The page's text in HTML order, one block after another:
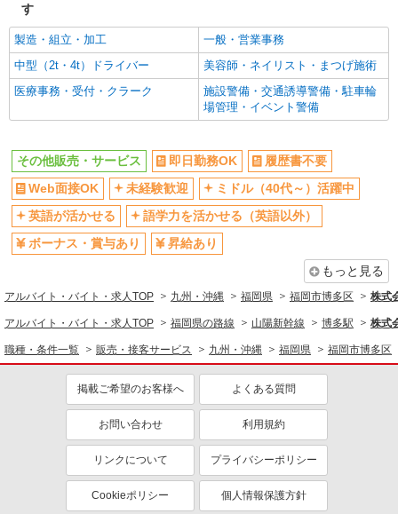
す
製造・組立・加工
一般・営業事務
中型（2t・4t）ドライバー
美容師・ネイリスト・まつげ施術
医療事務・受付・クラーク
施設警備・交通誘導警備・駐車輪
場管理・イベント警備
その他販売・サービス 即日勤務OK
履歴書不要
Web面接OK
未経験歓迎
ミドル（40代～）活躍中
英語が活かせる
語学力を活かせる（英語以外）
ボーナス・賞与あり
昇給あり
もっと見る
アルバイト・バイト・求人TOP 九州・沖縄 福岡県 福岡市博多区 株式
アルバイト・バイト・求人TOP 福岡県の路線 山陽新幹線 博多駅 株式
職種・条件一覧 販売・接客サービス 九州・沖縄 福岡県 福岡市博多区
掲載ご希望のお客様へ よくある質問
お問い合わせ 利用規約
リンクについて プライバシーポリシー
Cookieポリシー 個人情報保護方針